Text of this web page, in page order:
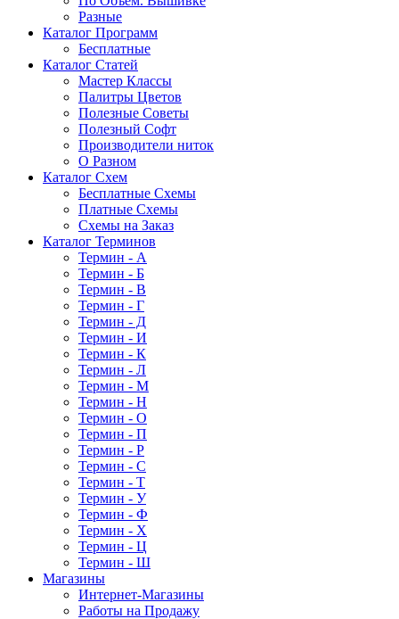
Разные
Каталог Программ
Бесплатные
Каталог Статей
Мастер Классы
Палитры Цветов
Полезные Советы
Полезный Софт
Производители ниток
О Разном
Каталог Схем
Бесплатные Схемы
Платные Схемы
Схемы на Заказ
Каталог Терминов
Термин - А
Термин - Б
Термин - В
Термин - Г
Термин - Д
Термин - И
Термин - К
Термин - Л
Термин - М
Термин - Н
Термин - О
Термин - П
Термин - Р
Термин - С
Термин - Т
Термин - У
Термин - Ф
Термин - Х
Термин - Ц
Термин - Ш
Магазины
Интернет-Магазины
Работы на Продажу